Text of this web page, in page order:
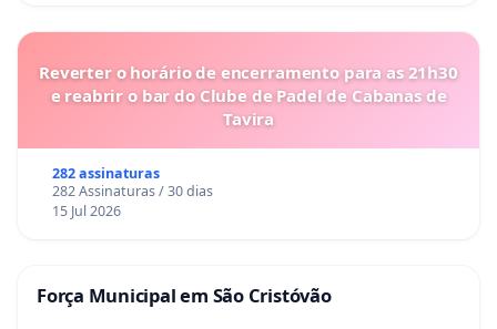
Reverter o horário de encerramento para as 21h30
e reabrir o bar do Clube de Padel de Cabanas de
Tavira
282 assinaturas
282 Assinaturas / 30 dias
15 Jul 2026
Força Municipal em São Cristóvão